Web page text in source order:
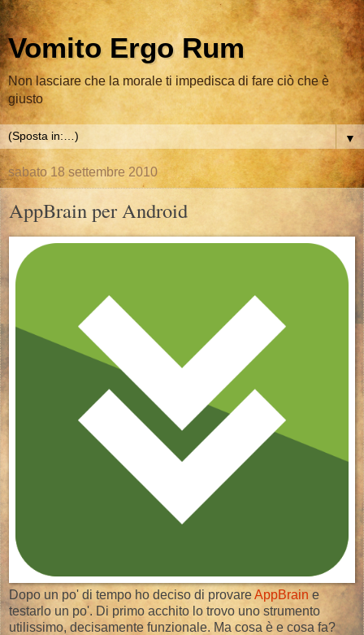
Vomito Ergo Rum
Non lasciare che la morale ti impedisca di fare ciò che è
giusto
▼
sabato 18 settembre 2010
AppBrain per Android
Dopo un po' di tempo ho deciso di provareAppBrain e
testarlo un po'. Di primo acchito lo trovo uno strumento
utilissimo, decisamente funzionale. Ma cosa è e cosa fa?